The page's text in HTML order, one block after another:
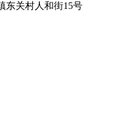
东关村人和街15号